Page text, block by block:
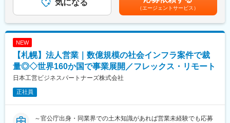
織のため一人ひとりの裁量も大きい環境です。
まで一気通貫で携わることができます。また、経済産業大臣賞受
賞実績を持つ技術・サービスに関われる点も魅力です
変更の範囲：会社の定める業務
ーのＯＪＴを通じて、徐々にキャッチアップしていっていただき
■企業の特徴・魅力
国内最大手としての豊富な実績、業界最大級の基礎研究施設を背
景とした、取得特許、実用新案権、意匠権などの技術力、充実し
ります。月給(月額)は固定手当を含めた表記です。
気になる
（エージェントサービス）
NEW
【札幌】法人営業｜数億規模の社会インフラ案件で裁
量◎◇世界160か国で事業展開／フレックス・リモート
日本工営ビジネスパートナーズ株式会社
正社員
～官公庁出身・同業界での土木知識があれば営業未経験でも応募